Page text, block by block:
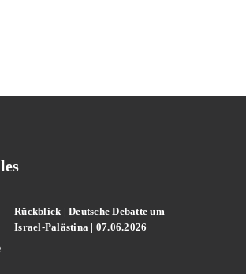
Rückblick | Deutsche Debatte um
Israel-Palästina | 07.06.2026